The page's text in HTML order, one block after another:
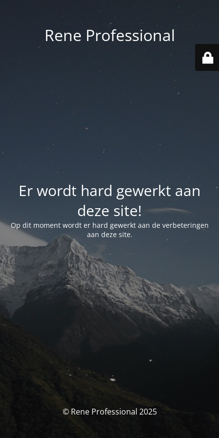
Rene Professional
Er wordt hard gewerkt aan
deze site!
Op dit moment wordt er hard gewerkt aan de verbeteringen
aan deze site.
© Rene Professional 2025